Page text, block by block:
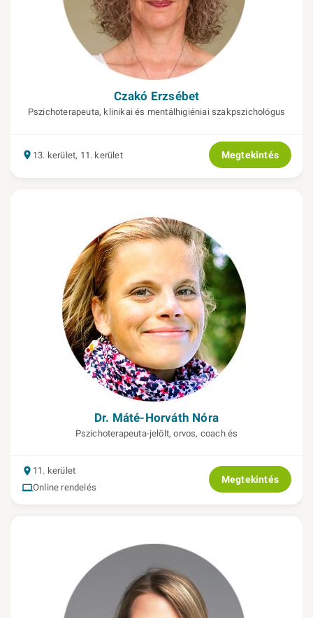
Czakó Erzsébet
Pszichoterapeuta, klinikai és mentálhigiéniai szakpszichológus
13. kerület, 11. kerület Megtekintés
Dr. Máté-Horváth Nóra
Pszichoterapeuta-jelölt, orvos, coach és
11. kerület
Online rendelés
Megtekintés